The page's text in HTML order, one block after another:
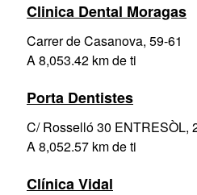
Clinica Dental Moragas
Carrer de Casanova, 59-61
A 8,053.42 km de ti
Porta Dentistes
C/ Rosselló 30 ENTRESÒL,
A 8,052.57 km de ti
Clínica Vidal